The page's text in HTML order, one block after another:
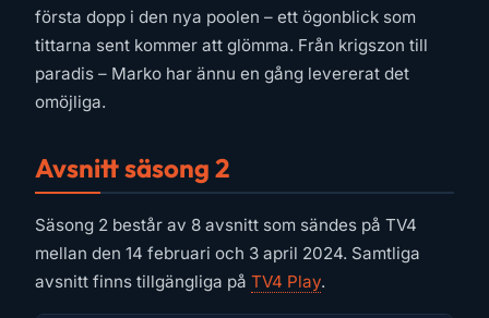
första dopp i den nya poolen – ett ögonblick som
tittarna sent kommer att glömma. Från krigszon till
paradis – Marko har ännu en gång levererat det
omöjliga.
Avsnitt säsong 2
Säsong 2 består av 8 avsnitt som sändes på TV4
mellan den 14 februari och 3 april 2024. Samtliga
avsnitt finns tillgängliga på TV4 Play.